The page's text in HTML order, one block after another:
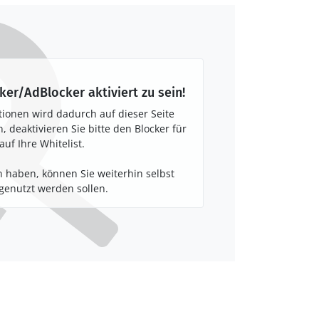
AdBlocker aktiviert zu sein!
wird dadurch auf dieser Seite
deaktivieren Sie bitte den Blocker für
Ihre Whitelist.
können Sie weiterhin selbst
werden sollen.